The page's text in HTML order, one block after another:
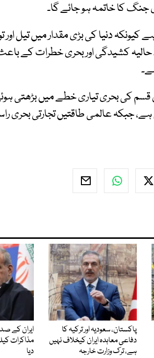
کا خاتمہ ہو جائے گا۔
دنیا کی بڑی مقدار میں تیل اور
کشیدگی اور بحری خطرات کے
کی بحری تیاری خطے میں بڑھتی
جبکہ عالمی طاقتیں تجارتی بحری
پاکستان، سعودیہ اور ترکیہ کا
دفاعی معاہدہ ایران کیخلاف نہیں
ہے، ترک وزارت خارجہ
ایران کے
مذاکرات
دیا